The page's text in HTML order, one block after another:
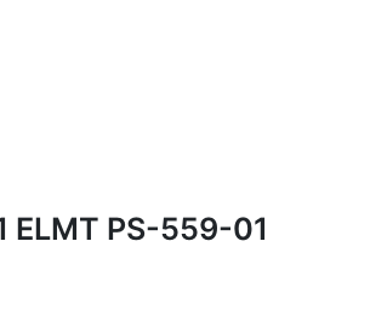
ELMT PS-559-01